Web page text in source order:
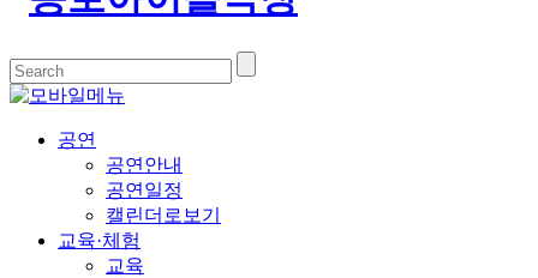
공연
공연안내
공연일정
캘린더로보기
교육·체험
교육